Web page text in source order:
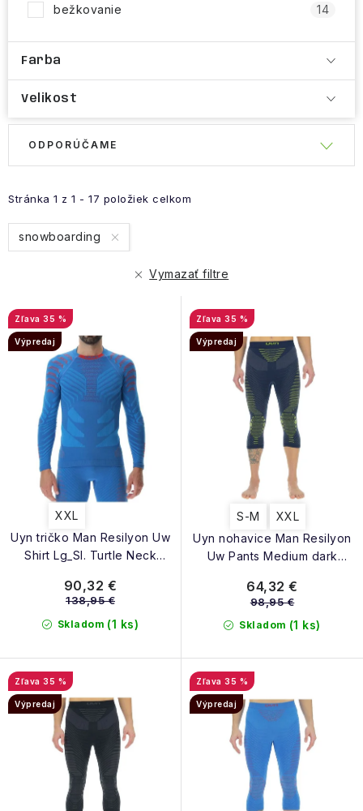
bežkovanie 14
Farba
Velikost
p
i
s
o
d
u
Stránka 1 z 1 - 17 položiek celkom
e
n
i
r
o
ODPORÚČAME
snowboarding
Vymazať filtre
Uyn tričko Man Resilyon Uw
Shirt Lg_Sl. Turtle Neck
35 %
Výpredaj
XXL
Skladom (1 ks)
90,32 €
138,95 €
Uyn nohavice Man Resilyon
Uw Pants Medium dark
35 %
Výpredaj
S-M XXL
Skladom (1 ks)
64,32 €
98,95 €
35 %
Výpredaj
35 %
Výpredaj